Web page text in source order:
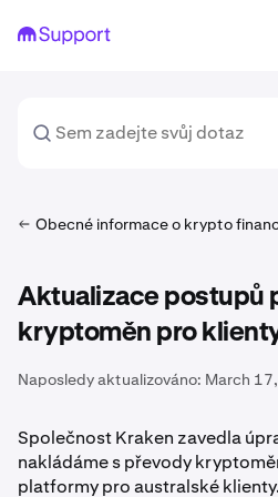
Obecné informace o krypto
Aktualizace postupů
kryptoměn pro
Naposledy aktualizováno: March
Společnost Kraken zavedla
nakládáme s převody
platformy pro australské